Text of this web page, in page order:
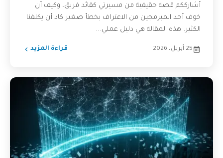
أشارككم قصة حقيقية من مسيرتي كقائد فريق، وكيف أن
خوف أحد المبرمجين من الاعتراف بخطأ صغير كاد أن يكلفنا
الكثير. هذه المقالة هي دليل عملي...
25 أبريل، 2026 قراءة المزيد